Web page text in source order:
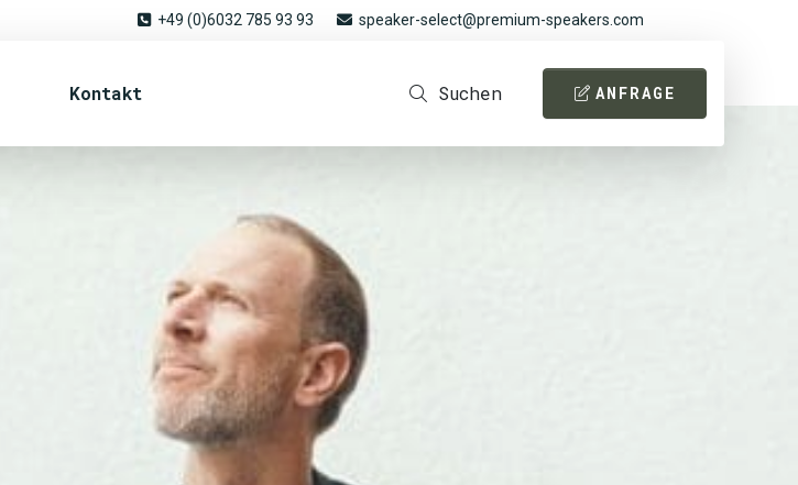
+49 (0)6032 785 93 93 speaker-select@premium-speakers.com
Kontakt Suchen ANFRAGE